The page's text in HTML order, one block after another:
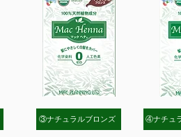
③ナチュラルブロンズ ④ナチュ